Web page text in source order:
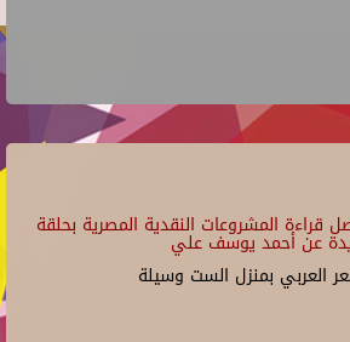
قراءة المشروعات النقدية المصرية بحلقة
عن أحمد يوسف علي
العربي بمنزل الست وسيلة